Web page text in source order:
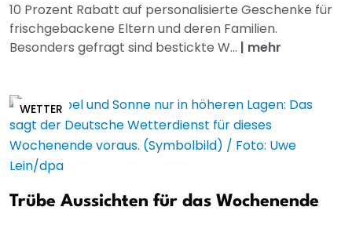
10 Prozent Rabatt auf personalisierte Geschenke für
frischgebackene Eltern und deren Familien.
Besonders gefragt sind bestickte W... | mehr
WETTER
Trübe Aussichten für das Wochenende